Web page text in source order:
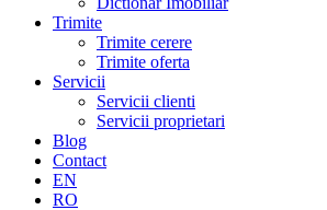
Trimite
Trimite cerere
Trimite oferta
Servicii
Servicii clienti
Servicii proprietari
Blog
Contact
EN
RO